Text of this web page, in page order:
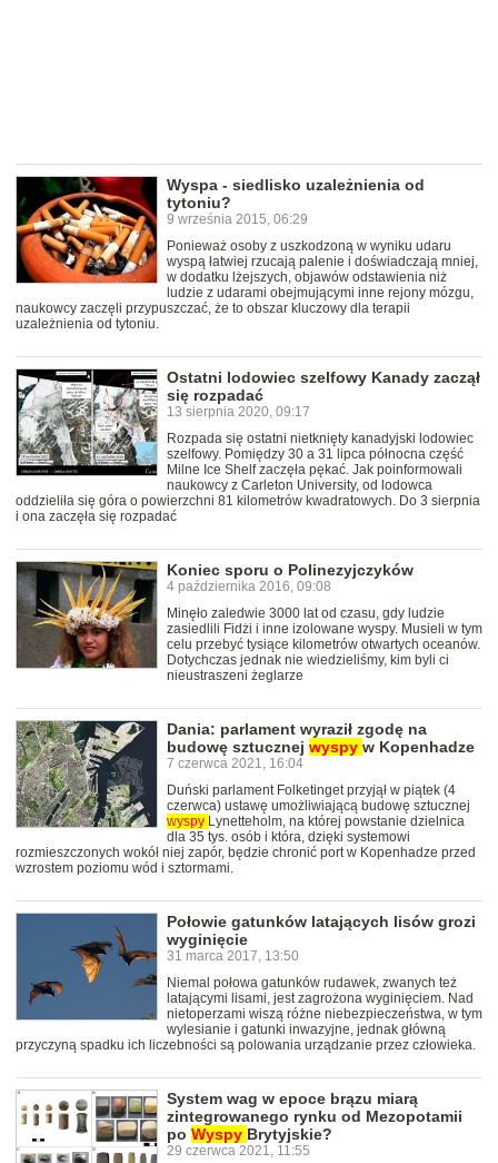
Wyspa - siedlisko uzależnienia od
tytoniu?
9 września 2015, 06:29
Ponieważ osoby z uszkodzoną w wyniku udaru
wyspą łatwiej rzucają palenie i doświadczają mniej,
w dodatku lżejszych, objawów odstawienia niż
ludzie z udarami obejmującymi inne rejony mózgu,
naukowcy zaczęli przypuszczać, że to obszar kluczowy dla terapii
uzależnienia od tytoniu.
Ostatni lodowiec szelfowy Kanady zaczął
się rozpadać
13 sierpnia 2020, 09:17
Rozpada się ostatni nietknięty kanadyjski lodowiec
szelfowy. Pomiędzy 30 a 31 lipca północna część
Milne Ice Shelf zaczęła pękać. Jak poinformowali
naukowcy z Carleton University, od lodowca
oddzieliła się góra o powierzchni 81 kilometrów kwadratowych. Do 3 sierpnia
i ona zaczęła się rozpadać
Koniec sporu o Polinezyjczyków
4 października 2016, 09:08
Minęło zaledwie 3000 lat od czasu, gdy ludzie
zasiedlili Fidżi i inne izolowane wyspy. Musieli w tym
celu przebyć tysiące kilometrów otwartych oceanów.
Dotychczas jednak nie wiedzieliśmy, kim byli ci
nieustraszeni żeglarze
Dania: parlament wyraził zgodę na
budowę sztucznej wyspy w Kopenhadze
7 czerwca 2021, 16:04
Duński parlament Folketinget przyjął w piątek (4
czerwca) ustawę umożliwiającą budowę sztucznej
wyspy Lynetteholm, na której powstanie dzielnica
dla 35 tys. osób i która, dzięki systemowi
rozmieszczonych wokół niej zapór, będzie chronić port w Kopenhadze przed
wzrostem poziomu wód i sztormami.
Połowie gatunków latających lisów grozi
wyginięcie
31 marca 2017, 13:50
Niemal połowa gatunków rudawek, zwanych też
latającymi lisami, jest zagrożona wyginięciem. Nad
nietoperzami wiszą różne niebezpieczeństwa, w tym
wylesianie i gatunki inwazyjne, jednak główną
przyczyną spadku ich liczebności są polowania urządzanie przez człowieka.
System wag w epoce brązu miarą
zintegrowanego rynku od Mezopotamii
po Wyspy Brytyjskie?
29 czerwca 2021, 11:55